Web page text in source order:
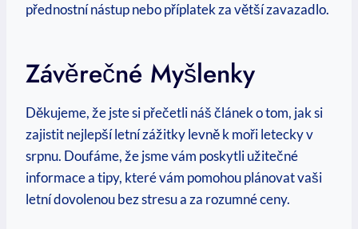
přednostní‍ nástup nebo příplatek za větší zavazadlo.
Závěrečné Myšlenky
Děkujeme, že jste si ‌přečetli náš‍ článek o tom, jak si
zajistit nejlepší letní zážitky levně k moři​ letecky v
srpnu. Doufáme, že​ jsme vám poskytli užitečné
informace a tipy, které vám pomohou plánovat vaši
letní⁣ dovolenou bez stresu a za rozumné ceny.